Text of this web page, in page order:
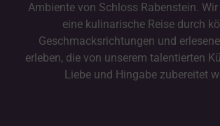
Ambiente von Schloss Rabenstein. Wir
eine kulinarische Reise durch
Geschmacksrichtungen und
erleben, die von unserem talentierten
Liebe und Hingabe zubereitet